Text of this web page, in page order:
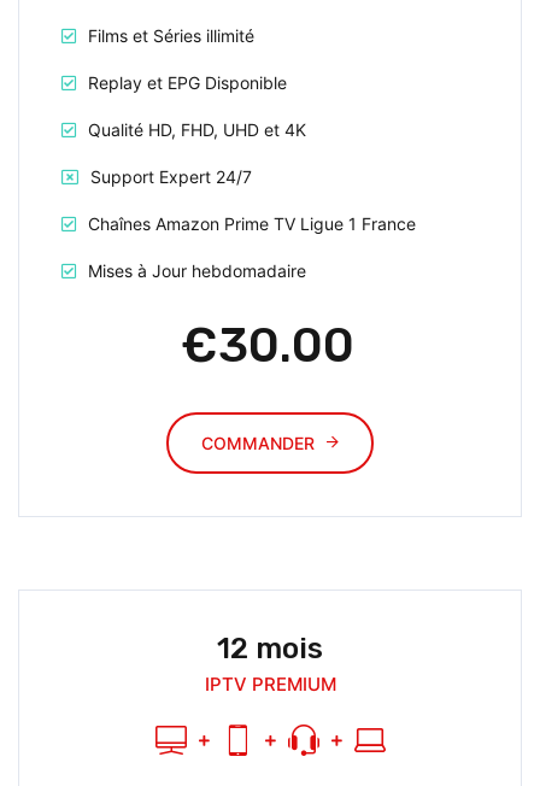
Films et Séries illimité
Replay et EPG Disponible
Qualité HD, FHD, UHD et 4K
Support Expert 24/7
Chaînes Amazon Prime TV Ligue 1 France
Mises à Jour hebdomadaire
€30.00
COMMANDER
12 mois
IPTV PREMIUM